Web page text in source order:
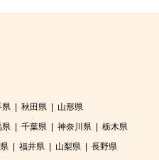
県 秋田県
山形県
県 千葉県 神奈川県
栃木県
福井県 山梨県
長野県